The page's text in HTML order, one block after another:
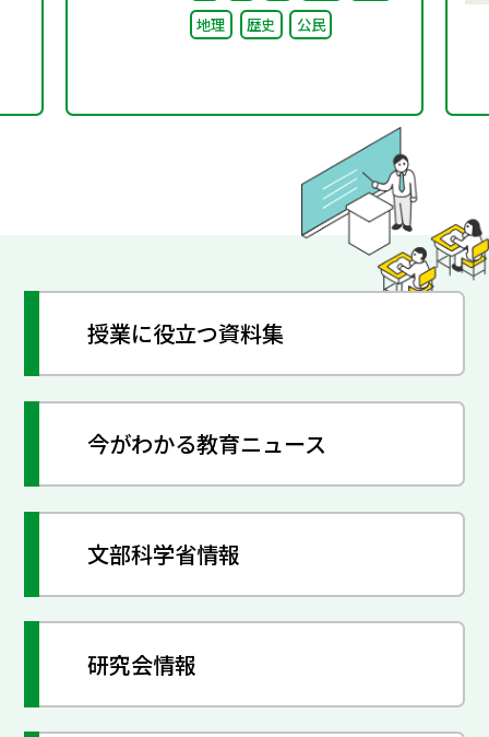
地理
歴史 公民
授業に役立つ資料集
今がわかる教育ニュース
文部科学省情報
研究会情報